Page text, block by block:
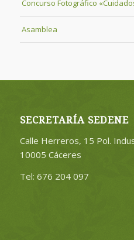
Concurso Fotográfico
Asamblea
SECRETARÍA SEDENE
Calle Herreros, 15 Pol.
10005 Cáceres
Tel: 676 204 097